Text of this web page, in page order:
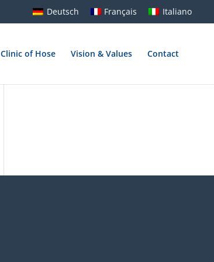
Deutsch Français Italiano
Clinic of Hose Vision & Values Contact